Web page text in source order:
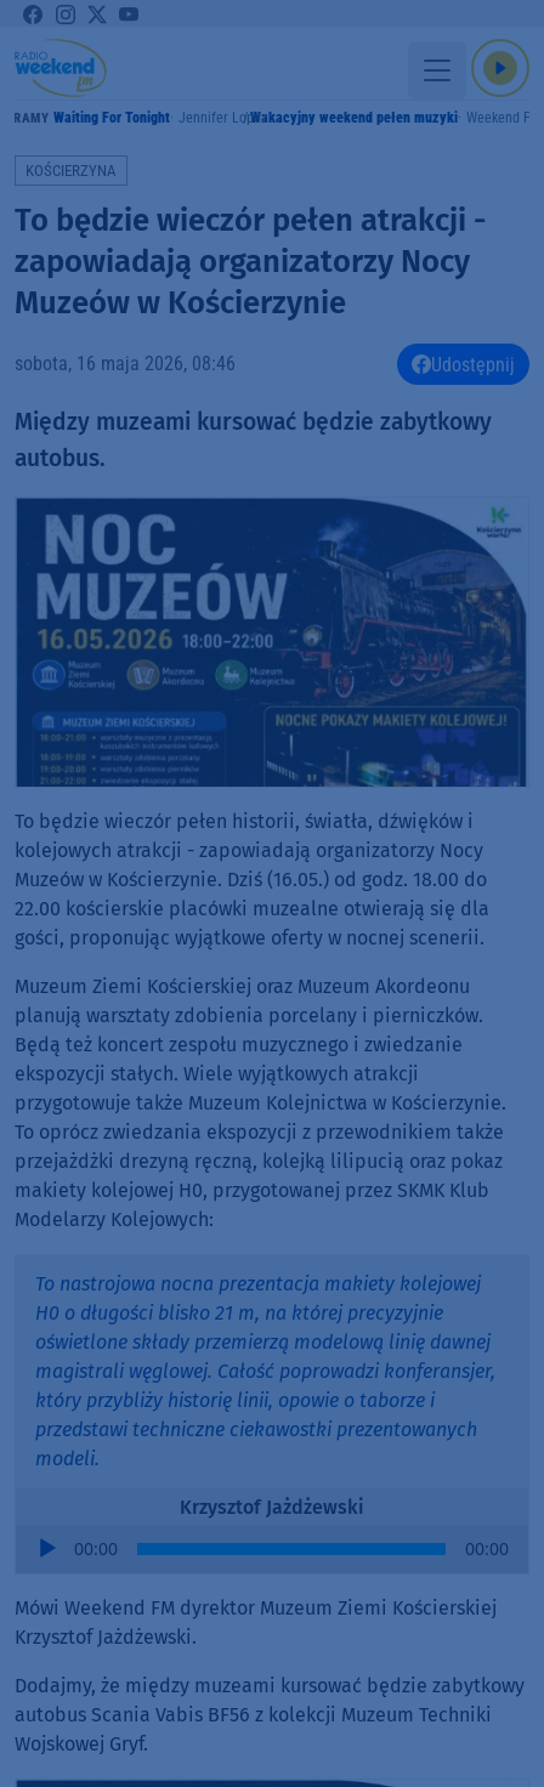
GRAMY Waiting For Tonight Jennifer LopezWakacyjny weekend pełen muzyki Weekend FM
KOŚCIERZYNA
To będzie wieczór pełen atrakcji -
zapowiadają organizatorzy Nocy
Muzeów w Kościerzynie
sobota, 16 maja 2026, 08:46 Udostępnij
Między muzeami kursować będzie zabytkowy
autobus.
To będzie wieczór pełen historii, światła, dźwięków i
kolejowych atrakcji - zapowiadają organizatorzy Nocy
Muzeów w Kościerzynie. Dziś (16.05.) od godz. 18.00 do
22.00 kościerskie placówki muzealne otwierają się dla
gości, proponując wyjątkowe oferty w nocnej scenerii.
Muzeum Ziemi Kościerskiej oraz Muzeum Akordeonu
planują warsztaty zdobienia porcelany i pierniczków.
Będą też koncert zespołu muzycznego i zwiedzanie
ekspozycji stałych. Wiele wyjątkowych atrakcji
przygotowuje także Muzeum Kolejnictwa w Kościerzynie.
To oprócz zwiedzania ekspozycji z przewodnikiem także
przejażdżki drezyną ręczną, kolejką lilipucią oraz pokaz
makiety kolejowej H0, przygotowanej przez SKMK Klub
Modelarzy Kolejowych:
To nastrojowa nocna prezentacja makiety kolejowej
H0 o długości blisko 21 m, na której precyzyjnie
oświetlone składy przemierzą modelową linię dawnej
magistrali węglowej. Całość poprowadzi konferansjer,
który przybliży historię linii, opowie o taborze i
przedstawi techniczne ciekawostki prezentowanych
modeli.
Krzysztof Jażdżewski
Audio
00:00 00:00
Mówi Weekend FM dyrektor Muzeum Ziemi Kościerskiej
Krzysztof Jażdżewski.
Dodajmy, że między muzeami kursować będzie zabytkowy
autobus Scania Vabis BF56 z kolekcji Muzeum Techniki
Wojskowej Gryf.